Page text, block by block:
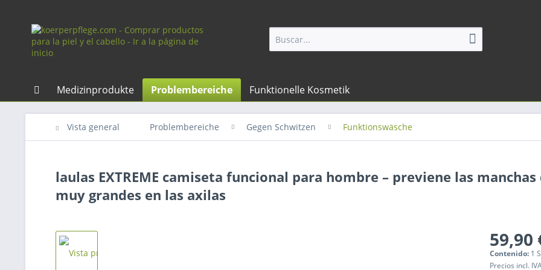
Medizinprodukte Problembereiche Funktionelle Kosmetik
Vista general Problembereiche Gegen Schwitzen Funktionswäsche
laulas EXTREME camiseta funcional para hombre – previene las
muy grandes en las axilas
59,90
Contenido: 1
Precios incl.